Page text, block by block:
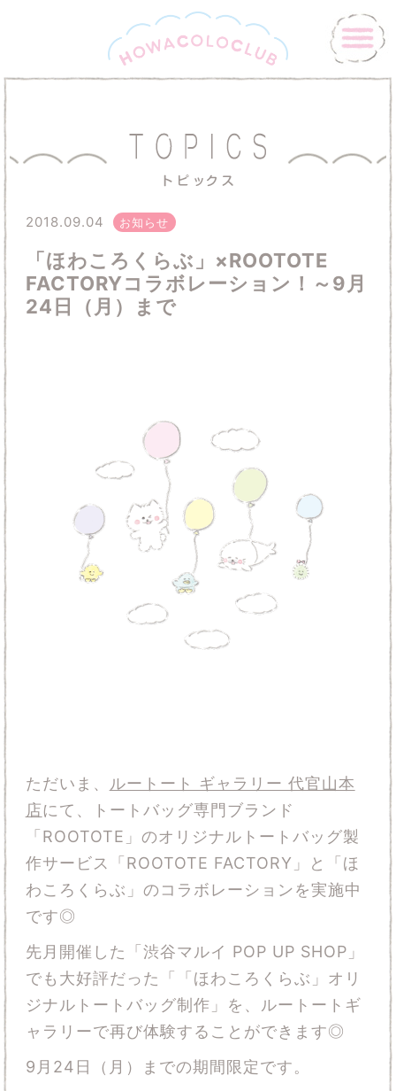
2018.09.04 お知らせ
「ほわころくらぶ」×ROOTOTE
FACTORYコラボレーション！～9月
24日（月）まで
ただいま、
ルートート ギャラリー 代官山本
店にて、トートバッグ専門ブランド
「ROOTOTE」のオリジナルトートバッグ製
作サービス「ROOTOTE FACTORY」と「ほ
わころくらぶ」のコラボレーションを実施中
です◎
先月開催した「渋谷マルイ POP UP SHOP」
でも大好評だった「「ほわころくらぶ」オリ
ジナルトートバッグ制作」を、ルートートギ
ャラリーで再び体験することができます◎
9月24日（月）までの期間限定です。